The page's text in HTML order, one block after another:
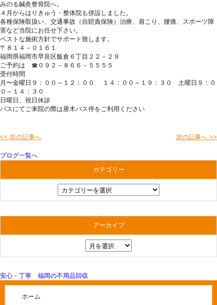
みのる鍼灸整骨院へ。
４月からはりきゅう・整体院も併設しました。
各種保険取扱い、交通事故（自賠責保険）治療、肩こり、腰痛、スポーツ障
害など当院にお任せ下さい。
ベストな施術方針でサポート致します。
〒８１４－０１６１
福岡県福岡市早良区飯倉６丁目２２－２９
ご予約は ☎０９２－８６６－５５５５
受付時間
月〜金曜日９：００～１２：００ １４：００～１９：３０ 土曜日９：０
０～１４：３０
日曜日、祝日休診
バスにてご来院の際は唐木バス停をご利用ください
<< 前の記事へ 次の記事へ >>
ブログ一覧へ
カテゴリー
アーカイブ
安心・丁寧 福岡の不用品回収
ホーム